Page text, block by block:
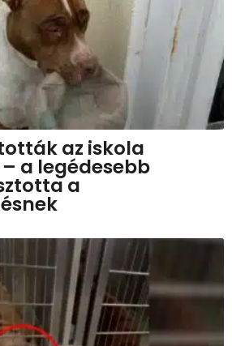
az iskola
a legédesebb
a